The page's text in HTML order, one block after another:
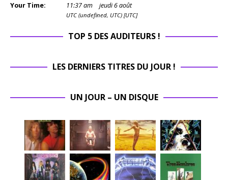
Your Time: 11:37am jeudi 6 août
UTC (undefined, UTC) [UTC]
TOP 5 DES AUDITEURS !
LES DERNIERS TITRES DU JOUR !
UN JOUR – UN DISQUE